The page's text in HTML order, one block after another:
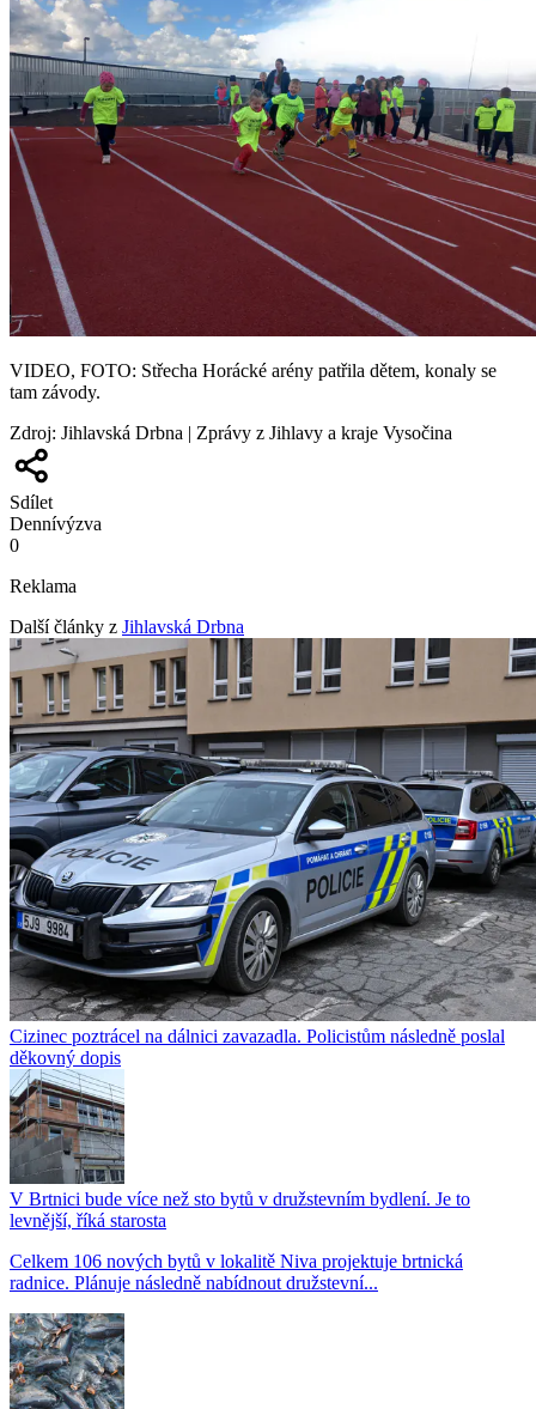
VIDEO, FOTO: Střecha Horácké arény patřila dětem, konaly se
tam závody.
Zdroj: Jihlavská Drbna | Zprávy z Jihlavy a kraje Vysočina
Sdílet
Dennívýzva
0
Reklama
Další články z Jihlavská Drbna
Cizinec poztrácel na dálnici zavazadla. Policistům následně poslal
děkovný dopis
V Brtnici bude více než sto bytů v družstevním bydlení. Je to
levnější, říká starosta
Celkem 106 nových bytů v lokalitě Niva projektuje brtnická
radnice. Plánuje následně nabídnout družstevní...